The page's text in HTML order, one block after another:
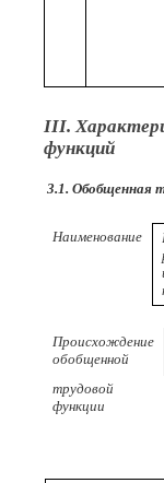
III.
функций
3.1. Обобщенная
Наименование
Происхождение
обобщенной
трудовой
функции